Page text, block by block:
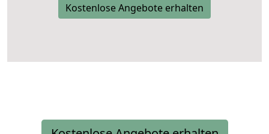
Kostenlose Angebote erhalten